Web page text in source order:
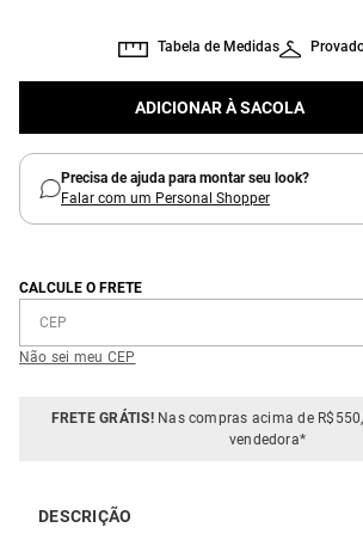
Tabela de Medidas
ADICIONAR À SACOLA
Precisa de ajuda para montar seu look?
Falar com um Personal Shopper
CALCULE O FRETE
Não sei meu CEP
FRETE GRÁTIS!Nas compras acima de
vendedora*
DESCRIÇÃO